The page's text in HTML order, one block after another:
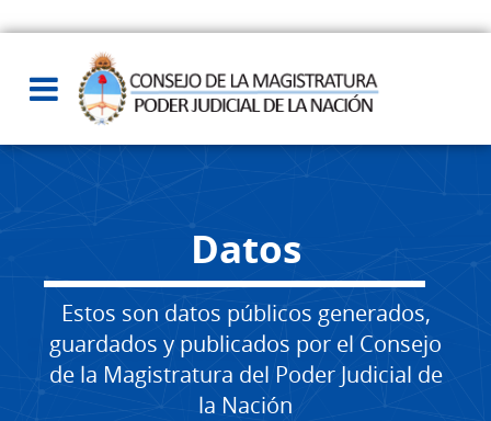
Datos
Estos son datos públicos generados,
guardados y publicados por el Consejo
de la Magistratura del Poder Judicial de
la Nación